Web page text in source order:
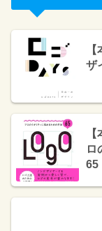
ザ
ロ
65